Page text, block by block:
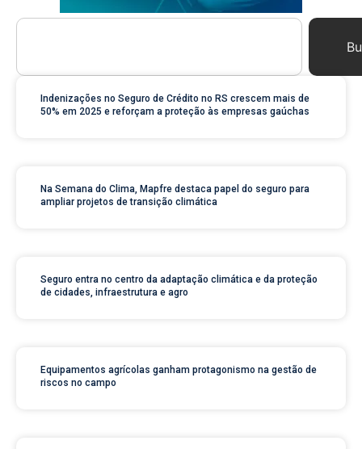
Indenizações no Seguro de Crédito no RS crescem mais de
50% em 2025 e reforçam a proteção às empresas gaúchas
Na Semana do Clima, Mapfre destaca papel do seguro para
ampliar projetos de transição climática
Seguro entra no centro da adaptação climática e da proteção
de cidades, infraestrutura e agro
Equipamentos agrícolas ganham protagonismo na gestão de
riscos no campo